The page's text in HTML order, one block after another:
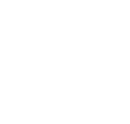
in
Württemberg
lassen.